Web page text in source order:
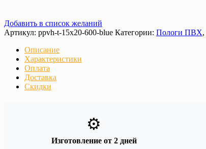
Добавить в список желаний
Артикул: ppvh-t-15х20-600-blue Категории: Пологи ПВХ,
Описание
Характеристики
Оплата
Доставка
Скидки
⚙️
Изготовление от 2 дней